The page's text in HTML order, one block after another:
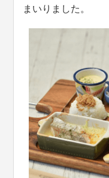
まいりました。